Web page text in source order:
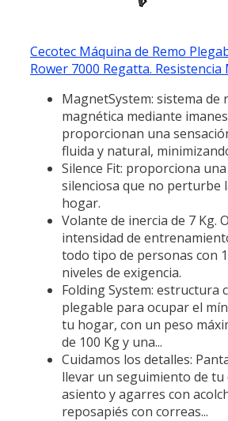
Cecotec Máquina de Remo
Rower 7000 Regatta. Resistencia
MagnetSystem: sistema de
magnética mediante
proporcionan una
fluida y natural,
Silence Fit: proporciona
silenciosa que no perturbe
hogar.
Volante de inercia de 7 Kg.
intensidad de
todo tipo de personas con
niveles de exigencia.
Folding System: estructura
plegable para ocupar el
tu hogar, con un peso
de 100 Kg y una...
Cuidamos los detalles:
llevar un seguimiento de
asiento y agarres con
reposapiés con correas...